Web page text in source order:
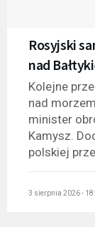
Rosyjski
nad
Kolejne
nad
minister
Kamysz.
polskiej
3 sierpnia 2026 -